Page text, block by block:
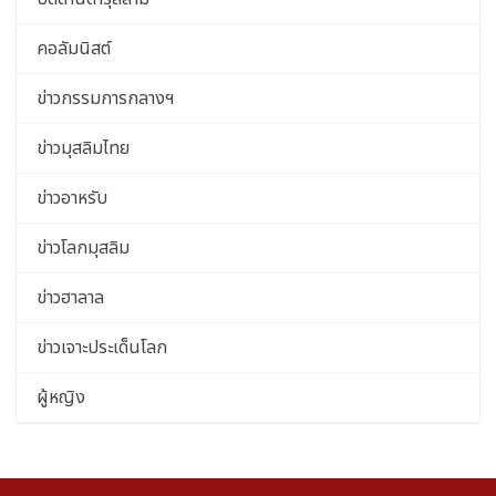
คอลัมนิสต์
ข่าวกรรมการกลางฯ
ข่าวมุสลิมไทย
ข่าวอาหรับ
ข่าวโลกมุสลิม
ข่าวฮาลาล
ข่าวเจาะประเด็นโลก
ผู้หญิง